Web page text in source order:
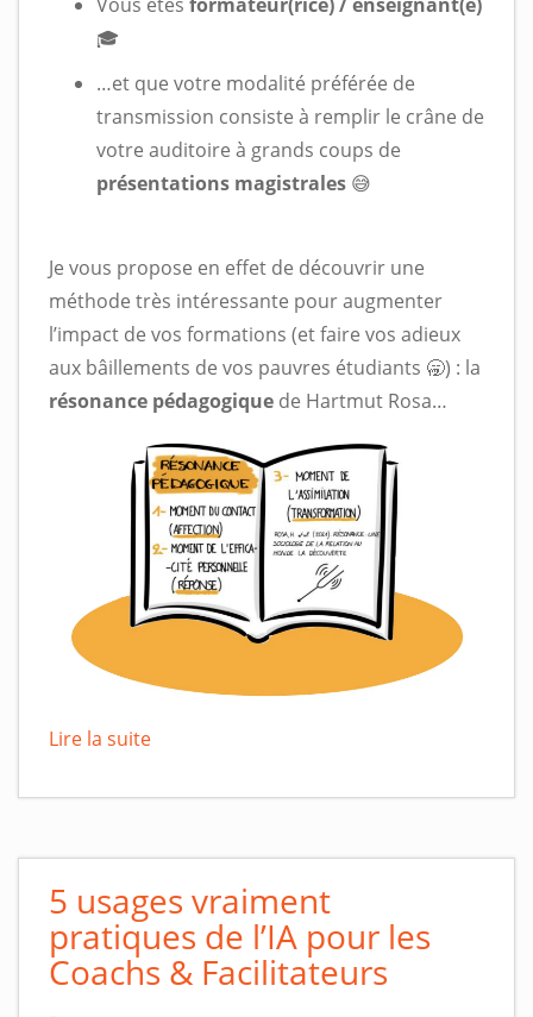
🎓
…et que votre modalité préférée de
transmission consiste à remplir le crâne de
votre auditoire à grands coups de
présentations magistrales 😅
Je vous propose en effet de découvrir une
méthode très intéressante pour augmenter
l’impact de vos formations (et faire vos adieux
aux bâillements de vos pauvres étudiants 🥱) : la
résonance pédagogique de Hartmut Rosa…
Lire la suite
5 usages vraiment
pratiques de l’IA pour les
Coachs & Facilitateurs